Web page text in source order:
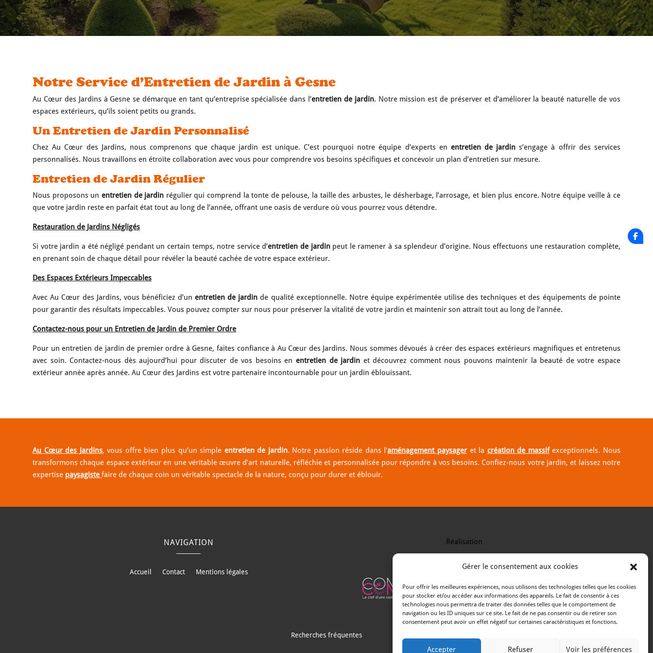
Gérer le consentement aux cookies
Pour offrir les meilleures expériences, nous utilisons des technologies telles que les cookies
pour stocker et/ou accéder aux informations des appareils. Le fait de consentir à ces
technologies nous permettra de traiter des données telles que le comportement de
navigation ou les ID uniques sur ce site. Le fait de ne pas consentir ou de retirer son
consentement peut avoir un effet négatif sur certaines caractéristiques et fonctions.
Accepter Refuser Voir les préférences
Notre Service d’Entretien de Jardin à Gesne
Au Cœur des Jardins à Gesne se démarque en tant qu’entreprise spécialisée dans l’entretien de jardin. Notre mission est de préserver et d’améliorer la beauté naturelle de vos
espaces extérieurs, qu’ils soient petits ou grands.
Un Entretien de Jardin Personnalisé
Chez Au Cœur des Jardins, nous comprenons que chaque jardin est unique. C’est pourquoi notre équipe d’experts en entretien de jardin s’engage à offrir des services
personnalisés. Nous travaillons en étroite collaboration avec vous pour comprendre vos besoins spécifiques et concevoir un plan d’entretien sur mesure.
Entretien de Jardin Régulier
Nous proposons un entretien de jardin régulier qui comprend la tonte de pelouse, la taille des arbustes, le désherbage, l’arrosage, et bien plus encore. Notre équipe veille à ce
que votre jardin reste en parfait état tout au long de l’année, offrant une oasis de verdure où vous pourrez vous détendre.
Restauration de Jardins Négligés
Si votre jardin a été négligé pendant un certain temps, notre service d’entretien de jardinpeut le ramener à sa splendeur d’origine. Nous effectuons une restauration complète,
en prenant soin de chaque détail pour révéler la beauté cachée de votre espace extérieur.
Des Espaces Extérieurs Impeccables
Avec Au Cœur des Jardins, vous bénéficiez d’unentretien de jardin de qualité exceptionnelle. Notre équipe expérimentée utilise des techniques et des équipements de pointe
pour garantir des résultats impeccables. Vous pouvez compter sur nous pour préserver la vitalité de votre jardin et maintenir son attrait tout au long de l’année.
Contactez-nous pour un Entretien de Jardin de Premier Ordre
Pour un entretien de jardin de premier ordre à Gesne, faites confiance à Au Cœur des Jardins. Nous sommes dévoués à créer des espaces extérieurs magnifiques et entretenus
avec soin. Contactez-nous dès aujourd’hui pour discuter de vos besoins en entretien de jardin et découvrez comment nous pouvons maintenir la beauté de votre espace
extérieur année après année. Au Cœur des Jardins est votre partenaire incontournable pour un jardin éblouissant.
Au Cœur des Jardins, vous offre bien plus qu’un simple entretien de jardin. Notre passion réside dans l’aménagement paysageret la création de massifexceptionnels. Nous
transformons chaque espace extérieur en une véritable œuvre d’art naturelle, réfléchie et personnalisée pour répondre à vos besoins. Confiez-nous votre jardin, et laissez notre
expertise paysagiste faire de chaque coin un véritable spectacle de la nature, conçu pour durer et éblouir.
NAVIGATION
Accueil Contact Mentions légales
Réalisation
Recherches fréquentes